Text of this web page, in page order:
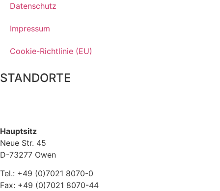
Datenschutz
Impressum
Cookie-Richtlinie (EU)
STANDORTE
Hauptsitz
Neue Str. 45
D-73277 Owen
Tel.: +49 (0)7021 8070-0
Fax: +49 (0)7021 8070-44